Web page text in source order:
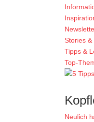
Stories &
Tipps &
Top-
Neulich